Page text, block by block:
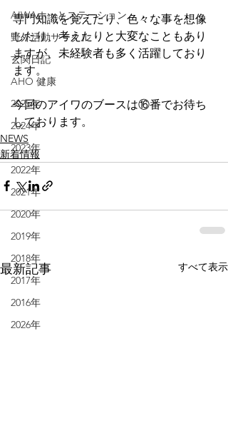
AIWAホッとステーション
野外活動サークル
玄関日記
AHO 健康
2025年
2024年
2023年
2022年
2021年
2020年
2019年
2018年
2017年
2016年
2026年
専門知識を覚えたり、色々な事を想像
したり、考えたりと大変なこともあり
ますが、未経験者も多く活躍しており
ます。
今回のアイワのブースは⑯番でお待ち
しております。
NEWS
新着情報
最新記事 すべて表示